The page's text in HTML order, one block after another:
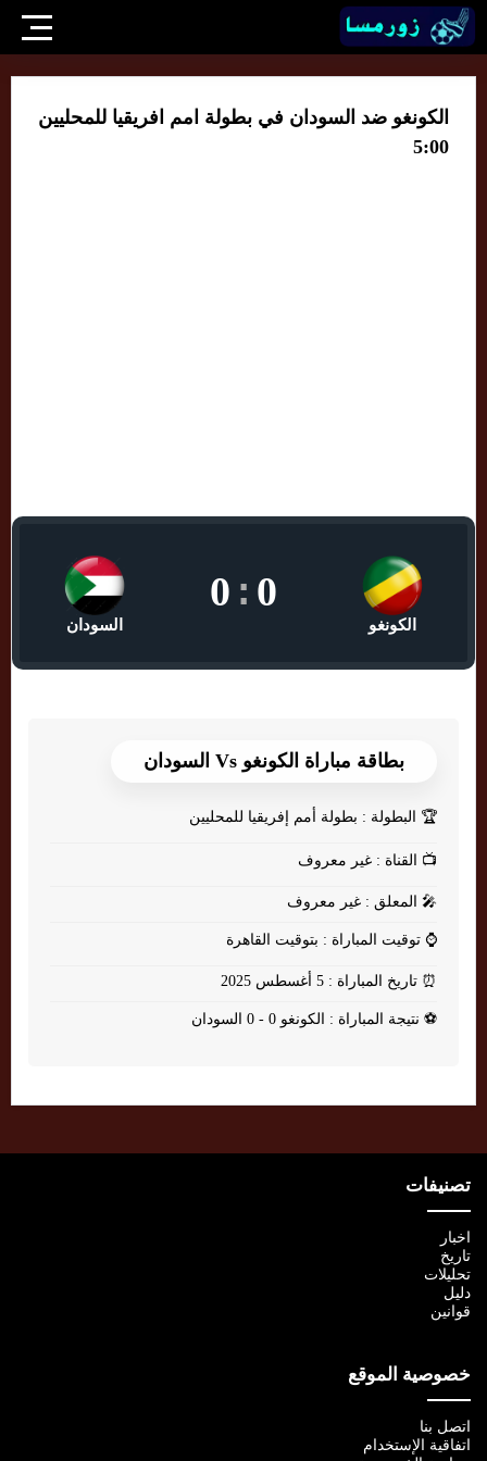
الكونغو ضد السودان في بطولة امم افريقيا للمحليين
5:00
الكونغو
0
:
0
السودان
بطاقة مباراة الكونغو Vs السودان
🏆 البطولة : بطولة أمم إفريقيا للمحليين
📺 القناة : غير معروف
🎤 المعلق : غير معروف
⌚ توقيت المباراة : بتوقيت القاهرة
⏰ تاريخ المباراة : 5 أغسطس 2025
⚽ نتيجة المباراة : الكونغو 0 - 0 السودان
تصنيفات
اخبار
تاريخ
تحليلات
دليل
قوانين
خصوصية الموقع
اتصل بنا
اتفاقية الإستخدام